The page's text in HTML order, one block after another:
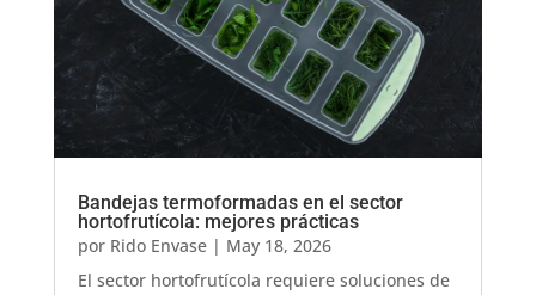
Bandejas termoformadas en el sector
hortofrutícola: mejores prácticas
por Rido Envase| May 18, 2026
El sector hortofrutícola requiere soluciones de